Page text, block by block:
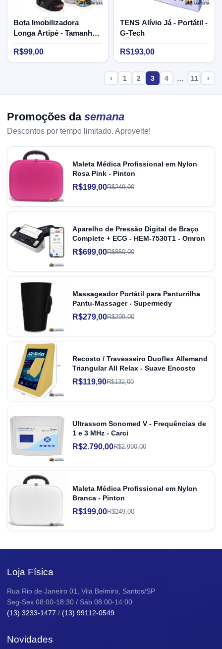
Bota Imobilizadora
Longa Artipé - Tamanho
P
R$99,00
TENS Alívio Já - Portátil -
G-Tech
R$193,00
‹ 1 2 3 4 … 11 ›
Promoções da semana
Descontos por tempo limitado. Aproveite!
Maleta Médica Profissional em Nylon
Rosa Pink - Pinton
R$199,00R$249,00
Aparelho de Pressão Digital de Braço
Complete + ECG - HEM-7530T1 - Omron
R$699,00R$850,00
Massageador Portátil para Panturrilha
Pantu-Massager - Supermedy
R$279,00R$299,00
Recosto / Travesseiro Duoflex Allemand
Triangular All Relax - Suave Encosto
R$119,90R$132,00
Ultrassom Sonomed V - Frequências de
1 e 3 MHz - Carci
R$2.790,00R$2.990,00
Maleta Médica Profissional em Nylon
Branca - Pinton
R$199,00R$249,00
Loja Física
Rua Rio de Janeiro 01, Vila Belmiro, Santos/SP
Seg-Sex 08:00-18:30 / Sáb 08:00-14:00
(13) 3233-1477 / (13) 99112-0549
Novidades